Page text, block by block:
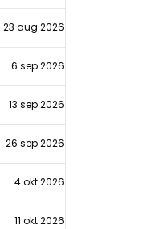
23 aug 2026
6 sep 2026
13 sep 2026
26 sep 2026
4 okt 2026
11 okt 2026